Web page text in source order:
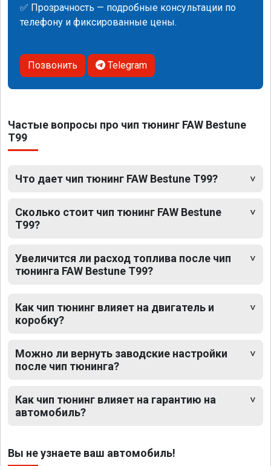
✅ Прозрачность — подробные консультации по
телефону и фиксированные цены.
Позвонить Telegram
Частые вопросы про чип тюнинг FAW Bestune
T99
Что дает чип тюнинг FAW Bestune T99?
Сколько стоит чип тюнинг FAW Bestune
T99?
Увеличится ли расход топлива после чип
тюнинга FAW Bestune T99?
Как чип тюнинг влияет на двигатель и
коробку?
Можно ли вернуть заводские настройки
после чип тюнинга?
Как чип тюнинг влияет на гарантию на
автомобиль?
Вы не узнаете ваш автомобиль!